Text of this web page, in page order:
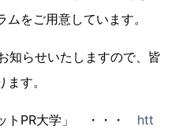
をご用意しています。
知らせいたしますので、皆
す。
トPR大学」 ・・・ htt